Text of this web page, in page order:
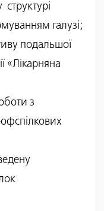
галузі;
подальшої
«Лікарняна
з